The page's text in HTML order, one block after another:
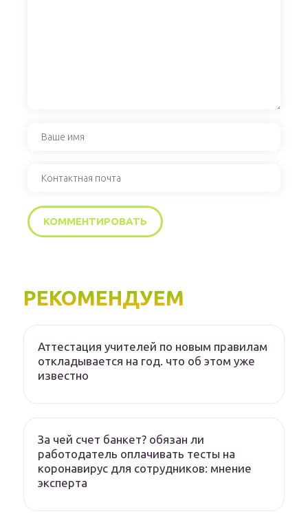
РЕКОМЕНДУЕМ
Аттестация учителей по новым правилам
откладывается на год. что об этом уже
известно
За чей счет банкет? обязан ли
работодатель оплачивать тесты на
коронавирус для сотрудников: мнение
эксперта